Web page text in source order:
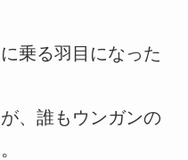
乗る羽目になった
、誰もウンガンの